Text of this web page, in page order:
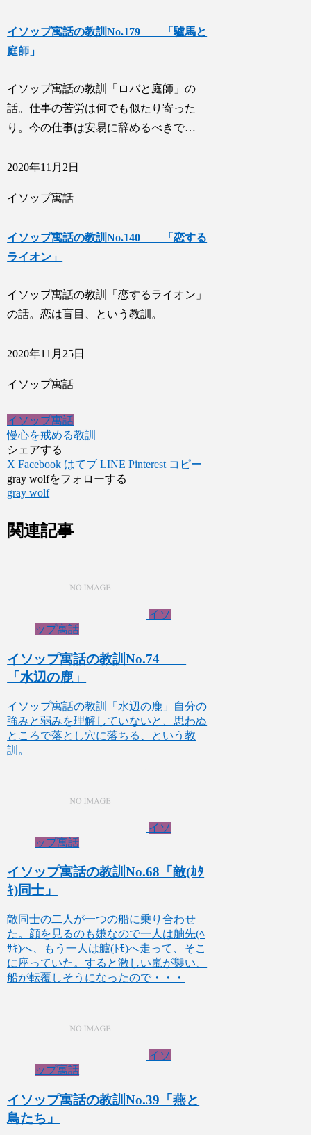
イソップ寓話の教訓No.179 「驢馬と
庭師」
イソップ寓話の教訓「ロバと庭師」の
話。仕事の苦労は何でも似たり寄った
り。今の仕事は安易に辞めるべきで…
2020年11月2日
イソップ寓話
イソップ寓話の教訓No.140 「恋する
ライオン」
イソップ寓話の教訓「恋するライオン」
の話。恋は盲目、という教訓。
2020年11月25日
イソップ寓話
イソップ寓話
慢心を戒める教訓
シェアする
X Facebook はてブ LINE Pinterest コピー
gray wolfをフォローする
gray wolf
関連記事
イソ
ップ寓話
イソップ寓話の教訓No.74
「水辺の鹿」
イソップ寓話の教訓「水辺の鹿」自分の
強みと弱みを理解していないと、思わぬ
ところで落とし穴に落ちる、という教
訓。
イソ
ップ寓話
イソップ寓話の教訓No.68「敵(ｶﾀ
ｷ)同士」
敵同士の二人が一つの船に乗り合わせ
た。顔を見るのも嫌なので一人は舳先(ﾍ
ｻｷ)へ、もう一人は艫(ﾄﾓ)へ走って、そこ
に座っていた。すると激しい嵐が襲い、
船が転覆しそうになったので・・・
イソ
ップ寓話
イソップ寓話の教訓No.39「燕と
鳥たち」